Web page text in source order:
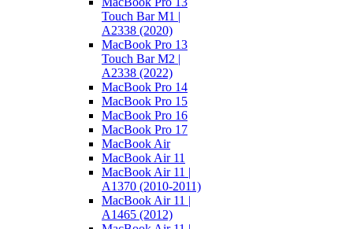
Touch Bar M1 |
A2338 (2020)
MacBook Pro 13
Touch Bar M2 |
A2338 (2022)
MacBook Pro 14
MacBook Pro 15
MacBook Pro 16
MacBook Pro 17
MacBook Air
MacBook Air 11
MacBook Air 11 |
A1370 (2010-2011)
MacBook Air 11 |
A1465 (2012)